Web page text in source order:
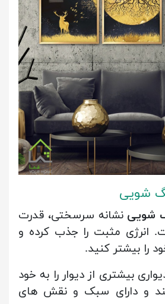
شویی
شویی نشانه سرسختی، قدرت
انرژی مثبت را جذب کرده و
را بیشتر کنید.
3 تیکه دیواری بیشتری از دیوار را به خود
و دارای سبک و نقش های